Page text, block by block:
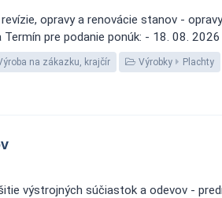
opravy a renovácie stanov -
pre podanie ponúk: - 18. 08.
na zákazku, krajčír Výrobky Plachty
výstrojných súčiastok a odevov -